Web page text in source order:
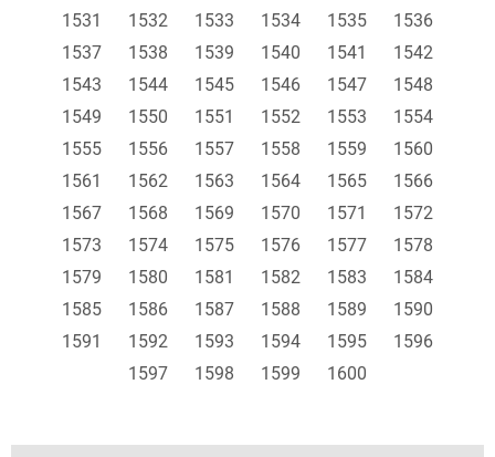
1531
1532 1533 1534 1535
1536
1537
1538 1539 1540 1541
1542
1543
1544 1545 1546 1547
1548
1549
1550 1551 1552 1553
1554
1555
1556 1557 1558 1559
1560
1561
1562 1563 1564 1565
1566
1567
1568 1569 1570 1571
1572
1573
1574 1575 1576 1577
1578
1579
1580 1581 1582 1583
1584
1585
1586 1587 1588 1589
1590
1591
1592 1593 1594 1595
1596
1597
1598 1599 1600